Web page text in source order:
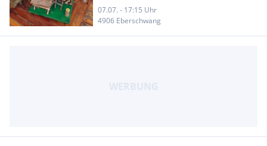
07.07. - 17:15 Uhr
4906 Eberschwang